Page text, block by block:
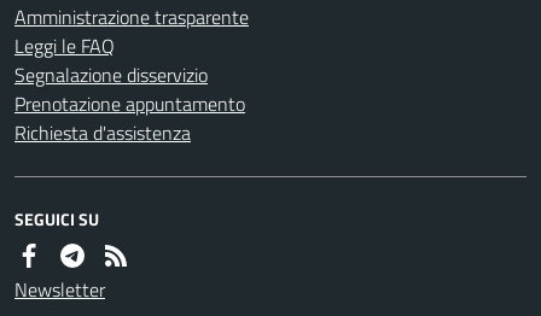
Amministrazione trasparente
Leggi le FAQ
Segnalazione disservizio
Prenotazione appuntamento
Richiesta d'assistenza
SEGUICI SU
Newsletter